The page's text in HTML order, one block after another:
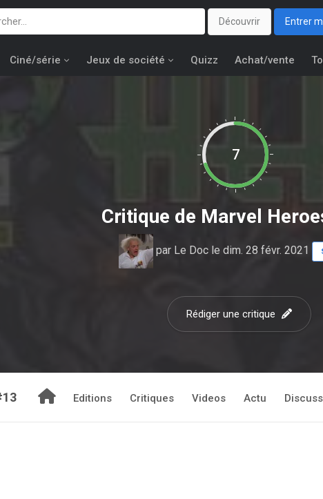
Découvrir Entrer
Ciné/série Jeux de société Quizz Achat/vente
7
Critique de Marvel
par Le Docle dim. 28 févr. 2021
Rédiger une critique
Editions Critiques Videos Actu